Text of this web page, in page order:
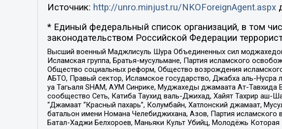
Источник: http://unro.minjust.ru/NKOForeignAgent.aspx
* Единый федеральный список организаций, в том
законодательством Российской Федерации
Высший военный Маджлисуль Шура Объединенных сил
Исламская группа, Братья-мусульмане, Партия исламского
Общество социальных реформ, Общество возрождения
АБТО, Правый сектор, Исламское государство, Джабха аль-
уа Тагьаля SHAM, АУМ Синрике, Муджахеды джамаата Ат-
сообщество Сеть, Катиба Таухид валь-Джихад, Хайят Тахрир аш-
“Джамаат “Красный пахарь”, Колумбайн, Хатлонский джамаат,
батальон имени Номана Челебиджихана, Азов, Партия
Батал-Хаджи Белхороев, Маньяки Культ Убийц, Молодёжь